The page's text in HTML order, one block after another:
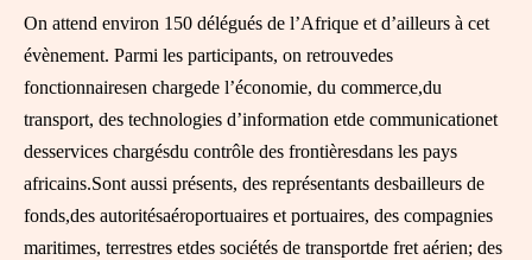
On attend environ 150 délégués de l’Afrique et d’ailleurs à cet
évènement. Parmi les participants, on retrouvedes
fonctionnairesen chargede l’économie, du commerce,du
transport, des technologies d’information etde communicationet
desservices chargésdu contrôle des frontièresdans les pays
africains.Sont aussi présents, des représentants desbailleurs de
fonds,des autoritésaéroportuaires et portuaires, des compagnies
maritimes, terrestres etdes sociétés de transportde fret aérien; des